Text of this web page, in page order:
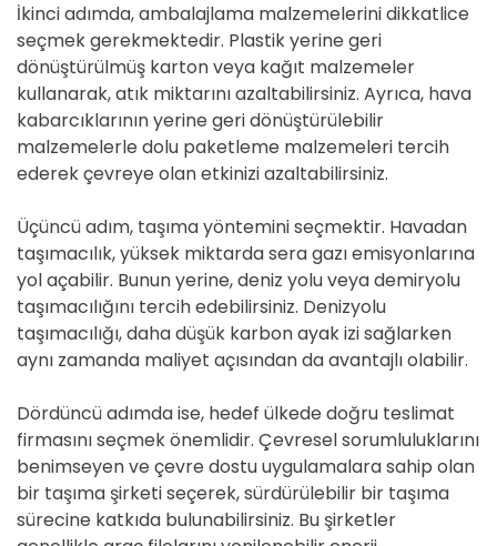
İkinci adımda, ambalajlama malzemelerini dikkatlice
seçmek gerekmektedir. Plastik yerine geri
dönüştürülmüş karton veya kağıt malzemeler
kullanarak, atık miktarını azaltabilirsiniz. Ayrıca, hava
kabarcıklarının yerine geri dönüştürülebilir
malzemelerle dolu paketleme malzemeleri tercih
ederek çevreye olan etkinizi azaltabilirsiniz.
Üçüncü adım, taşıma yöntemini seçmektir. Havadan
taşımacılık, yüksek miktarda sera gazı emisyonlarına
yol açabilir. Bunun yerine, deniz yolu veya demiryolu
taşımacılığını tercih edebilirsiniz. Denizyolu
taşımacılığı, daha düşük karbon ayak izi sağlarken
aynı zamanda maliyet açısından da avantajlı olabilir.
Dördüncü adımda ise, hedef ülkede doğru teslimat
firmasını seçmek önemlidir. Çevresel sorumluluklarını
benimseyen ve çevre dostu uygulamalara sahip olan
bir taşıma şirketi seçerek, sürdürülebilir bir taşıma
sürecine katkıda bulunabilirsiniz. Bu şirketler